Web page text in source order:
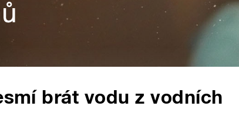
brát vodu z vodních